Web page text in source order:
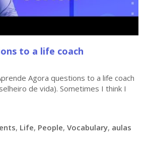
to a life coach
Agora questions to a life coach
de vida). Sometimes I think I
, Life, People, Vocabulary, aulas